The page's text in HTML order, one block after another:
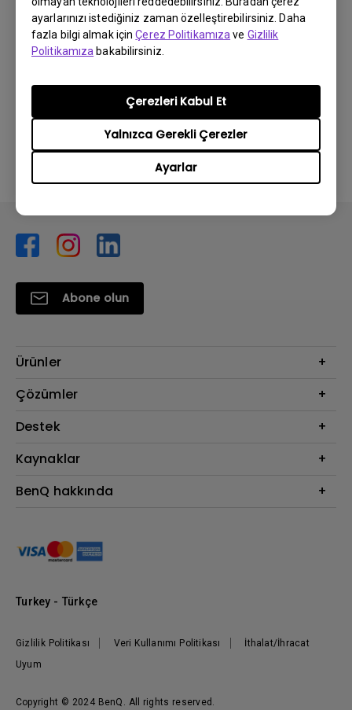
ayarlarınızı istediğiniz zaman özelleştirebilirsiniz. Daha
fazla bilgi almak içinÇerez Politikamıza ve Gizlilik
Politikamıza bakabilirsiniz.
Ayarlar
Yalnızca Gerekli Çerezler
Çerezleri Kabul Et
Regulatory Statements
Güncelleme:2026/08/07
Abone olun
Ürünler
Projektör
Çözümler
BenQ AQCOLOR Elçisi
AQColor
Espor
Destek
İndirme & SSS
Kaynaklar
Projektör Atım Mesafesi Hesaplayıcı
BenQ hakkında
Grup
Marka
Haberler
Copyright © 2024 BenQ. All rights reserved.
Gizlilik Politikası Veri Kullanımı Politikası
İthalat/İhracat
Uyum
Turkey - Türkçe